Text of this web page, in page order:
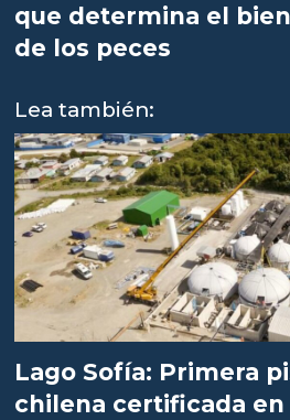
que determina el
de los peces
Lea también:
Lago Sofía: Primera
chilena certificada